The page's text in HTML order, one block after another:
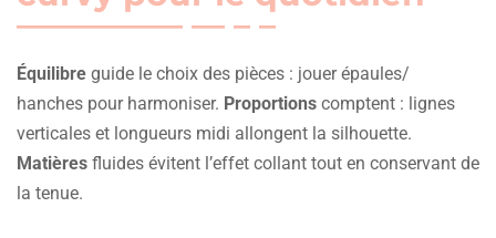
Équilibre guide le choix des pièces : jouer épaules/
hanches pour harmoniser. Proportions comptent : lignes
verticales et longueurs midi allongent la silhouette.
Matières fluides évitent l’effet collant tout en conservant de
la tenue.